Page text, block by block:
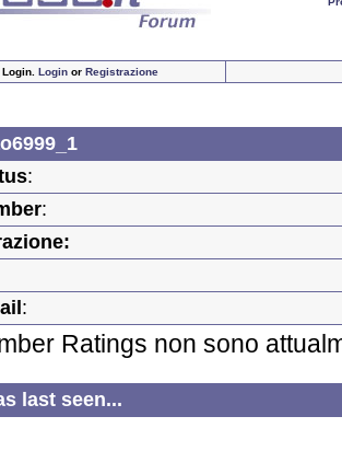
Login. Loginor Registrazione
:
:
:
Ratings non sono
last seen...